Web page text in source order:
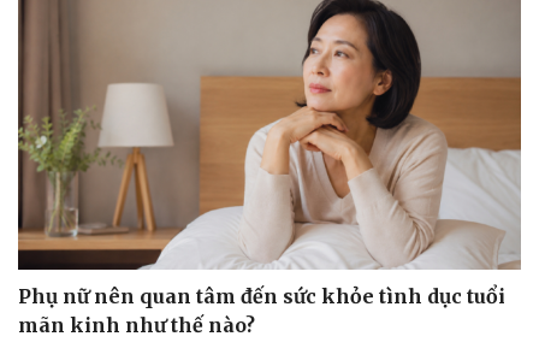
Phụ nữ nên quan tâm đến sức khỏe tình dục tuổi
mãn kinh như thế nào?